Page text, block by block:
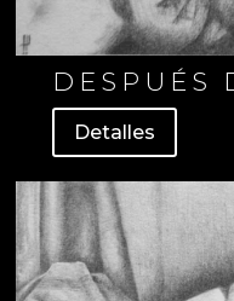
DESPUÉS
Detalles